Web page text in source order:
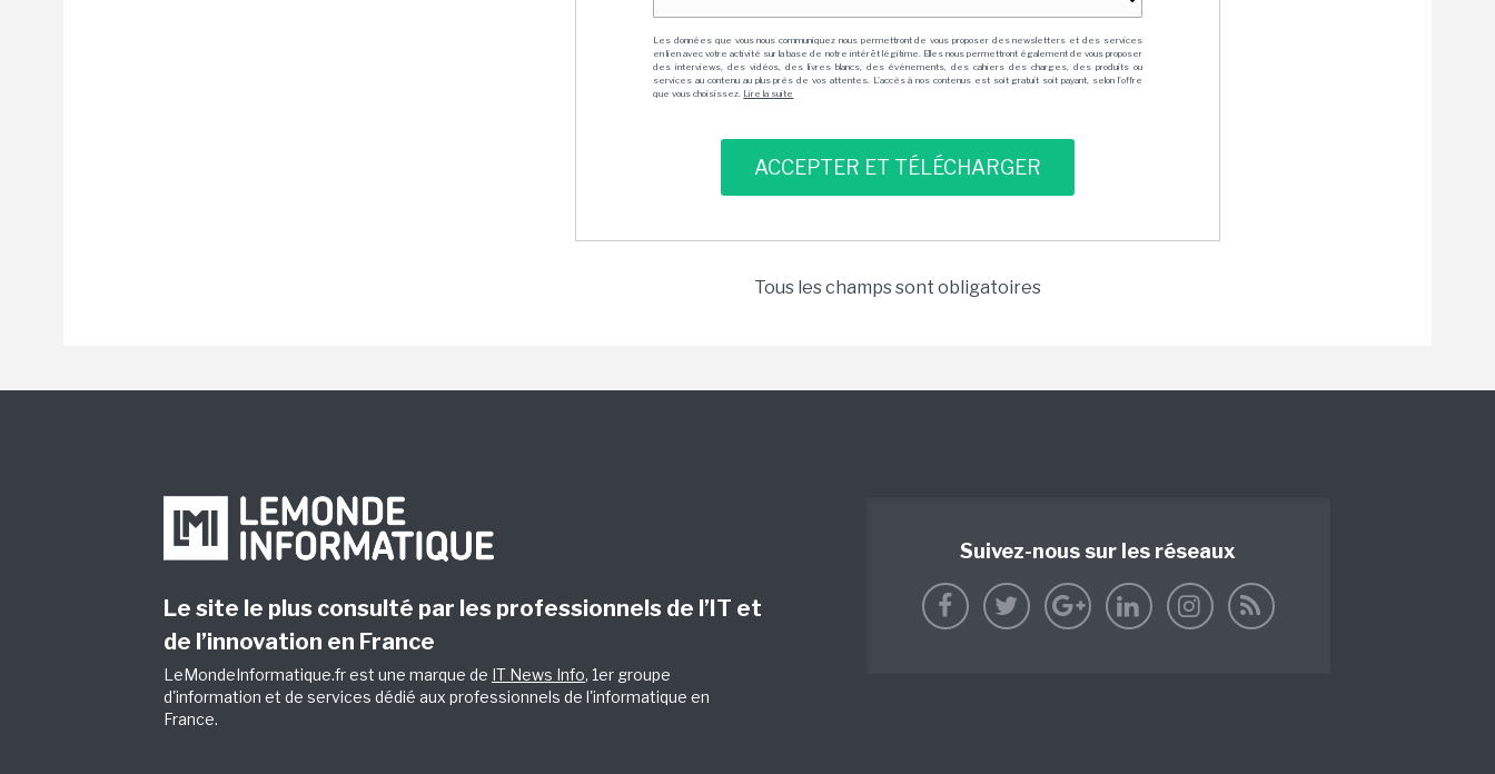
Les données que vous nous communiquez nous permettront de vous proposer des newsletters et des services
en lien avec votre activité sur la base de notre intérêt légitime. Elles nous permettront également de vous proposer
des interviews, des vidéos, des livres blancs, des événements, des cahiers des charges, des produits ou
services au contenu au plus près de vos attentes. L'accès à nos contenus est soit gratuit soit payant, selon l'offre
que vous choisissez. Lire la suite
Tous les champs sont obligatoires
Le site le plus consulté par les professionnels de l’IT et
de l’innovation en France
LeMondeInformatique.fr est une marque de IT News Info, 1er groupe
d'information et de services dédié aux professionnels de l'informatique en
France.
Suivez-nous sur les réseaux